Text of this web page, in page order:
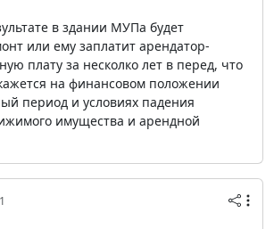
в здании МУПа будет
или ему заплатит арендатор-
плату за несколко лет в перед, что
на финансовом положении
период и условиях падения
имущества и арендной